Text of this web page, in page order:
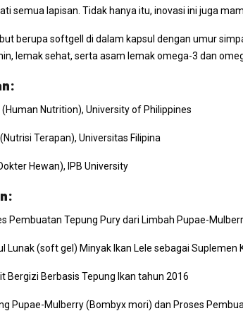
semua lapisan. Tidak hanya itu, inovasi ini juga
berupa softgell di dalam kapsul dengan umur
lemak sehat, serta asam lemak omega-3 dan
Nutrition), University of Philippines
Terapan), Universitas Filipina
Hewan), IPB University
Tepung Pury dari Limbah Pupae-
(soft gel ) Minyak Ikan Lele sebagai Suplemen
Berbasis Tepung Ikan tahun 2016
Mulberry (Bombyx mori) dan Proses